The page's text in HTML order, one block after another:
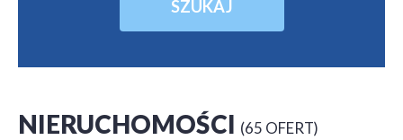
NIERUCHOMOŚCI 65 OFERT